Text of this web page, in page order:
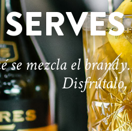
se mezcla el
Disfrútalo,